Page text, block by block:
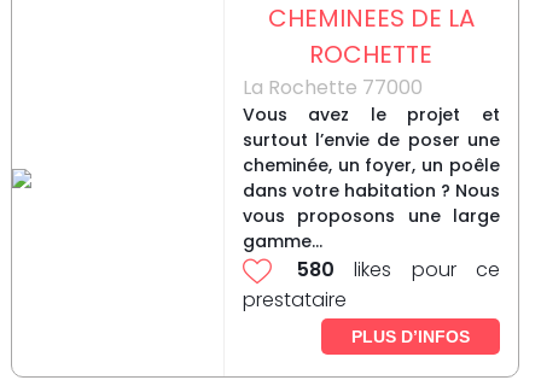
CHEMINEES DE LA
ROCHETTE
La Rochette 77000
Vous avez le projet et
surtout l’envie de poser une
cheminée, un foyer, un poêle
dans votre habitation ? Nous
vous proposons une large
gamme...
580 likes pour ce
prestataire
PLUS D’INFOS